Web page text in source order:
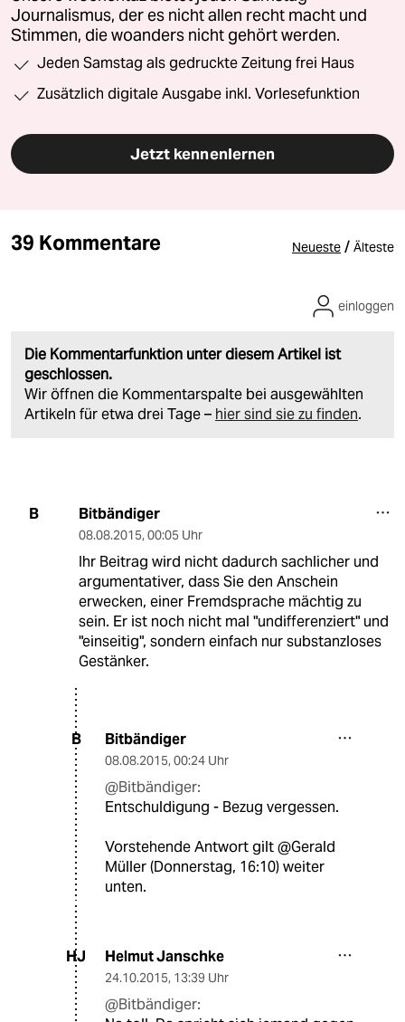
Journalismus, der es nicht allen recht macht und
Stimmen, die woanders nicht gehört werden.
Jeden Samstag als gedruckte Zeitung frei Haus
Zusätzlich digitale Ausgabe inkl. Vorlesefunktion
Jetzt kennenlernen
39 Kommentare Neueste / Älteste
Die Kommentarfunktion unter diesem Artikel ist
geschlossen.
Wir öffnen die Kommentarspalte bei ausgewählten
Artikeln für etwa drei Tage – hier sind sie zu finden.
einloggen
B Bitbändiger
08.08.2015, 00:05 Uhr
Ihr Beitrag wird nicht dadurch sachlicher und
argumentativer, dass Sie den Anschein
erwecken, einer Fremdsprache mächtig zu
sein. Er ist noch nicht mal "undifferenziert" und
"einseitig", sondern einfach nur substanzloses
Gestänker.
B Bitbändiger
08.08.2015, 00:24 Uhr
@Bitbändiger:
Entschuldigung - Bezug vergessen.
Vorstehende Antwort gilt @Gerald
Müller (Donnerstag, 16:10) weiter
unten.
HJ Helmut Janschke
24.10.2015, 13:39 Uhr
@Bitbändiger: